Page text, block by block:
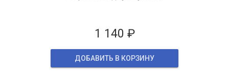
1 140 ₽
ДОБАВИТЬ В КОРЗИНУ